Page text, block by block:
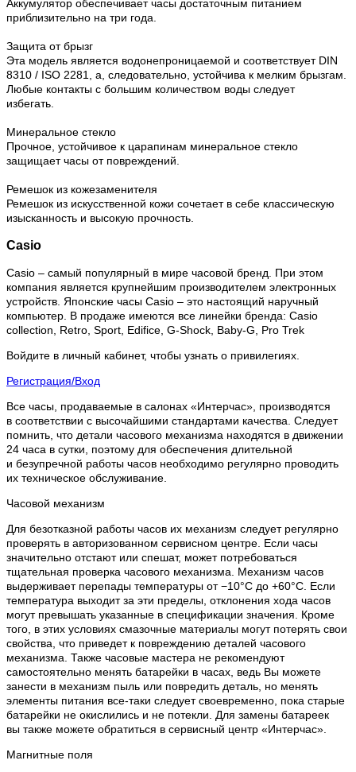
Аккумулятор обеспечивает часы достаточным питанием
приблизительно на три года.
Защита от брызг
Эта модель является водонепроницаемой и соответствует DIN
8310 / ISO 2281, а, следовательно, устойчива к мелким брызгам.
Любые контакты с большим количеством воды следует
избегать.
Минеральное стекло
Прочное, устойчивое к царапинам минеральное стекло
защищает часы от повреждений.
Ремешок из кожезаменителя
Ремешок из искусственной кожи сочетает в себе классическую
изысканность и высокую прочность.
Casio
Casio – самый популярный в мире часовой бренд. При этом
компания является крупнейшим производителем электронных
устройств. Японские часы Casio – это настоящий наручный
компьютер. В продаже имеются все линейки бренда: Casio
collection, Retro, Sport, Edifice, G-Shock, Baby-G, Pro Trek
Войдите в личный кабинет, чтобы узнать о привилегиях.
Регистрация/Вход
Все часы, продаваемые в салонах «Интерчас», производятся
в соответствии с высочайшими стандартами качества. Следует
помнить, что детали часового механизма находятся в движении
24 часа в сутки, поэтому для обеспечения длительной
и безупречной работы часов необходимо регулярно проводить
их техническое обслуживание.
Часовой механизм
Для безотказной работы часов их механизм следует регулярно
проверять в авторизованном сервисном центре. Если часы
значительно отстают или спешат, может потребоваться
тщательная проверка часового механизма. Механизм часов
выдерживает перепады температуры от −10°C до +60°C. Если
температура выходит за эти пределы, отклонения хода часов
могут превышать указанные в спецификации значения. Кроме
того, в этих условиях смазочные материалы могут потерять свои
свойства, что приведет к повреждению деталей часового
механизма. Также часовые мастера не рекомендуют
самостоятельно менять батарейки в часах, ведь Вы можете
занести в механизм пыль или повредить деталь, но менять
элементы питания все-таки следует своевременно, пока старые
батарейки не окислились и не потекли. Для замены батареек
вы также можете обратиться в сервисный центр «Интерчас».
Магнитные поля